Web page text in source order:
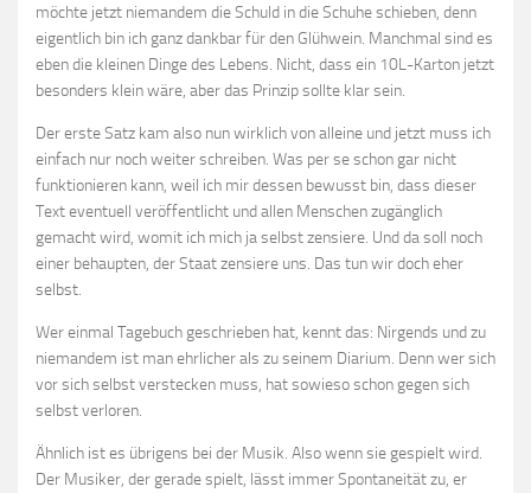
möchte jetzt niemandem die Schuld in die Schuhe schieben, denn
eigentlich bin ich ganz dankbar für den Glühwein. Manchmal sind es
eben die kleinen Dinge des Lebens. Nicht, dass ein 10L-Karton jetzt
besonders klein wäre, aber das Prinzip sollte klar sein.
Der erste Satz kam also nun wirklich von alleine und jetzt muss ich
einfach nur noch weiter schreiben. Was per se schon gar nicht
funktionieren kann, weil ich mir dessen bewusst bin, dass dieser
Text eventuell veröffentlicht und allen Menschen zugänglich
gemacht wird, womit ich mich ja selbst zensiere. Und da soll noch
einer behaupten, der Staat zensiere uns. Das tun wir doch eher
selbst.
Wer einmal Tagebuch geschrieben hat, kennt das: Nirgends und zu
niemandem ist man ehrlicher als zu seinem Diarium. Denn wer sich
vor sich selbst verstecken muss, hat sowieso schon gegen sich
selbst verloren.
Ähnlich ist es übrigens bei der Musik. Also wenn sie gespielt wird.
Der Musiker, der gerade spielt, lässt immer Spontaneität zu, er